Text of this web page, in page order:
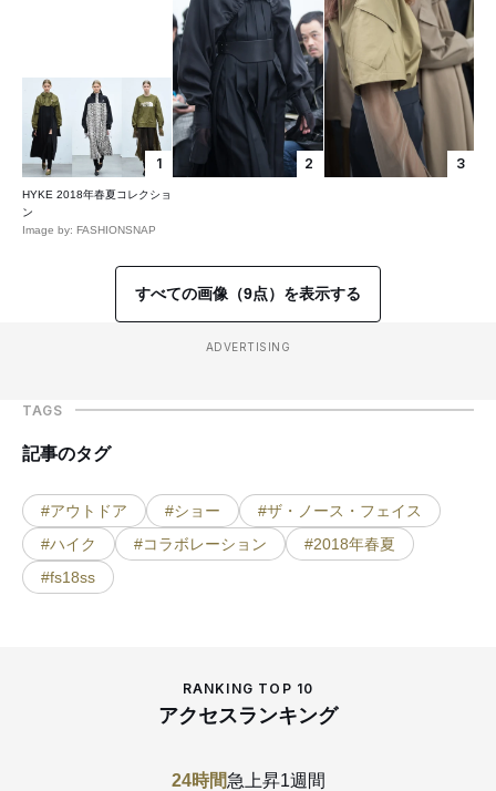
1
HYKE 2018年春夏コレクショ
ン
Image by: FASHIONSNAP
2 3
すべての画像（9点）を表示する
ADVERTISING
TAGS
記事のタグ
#アウトドア #ショー
#ザ・ノース・フェイス
#ハイク
#コラボレーション
#2018年春夏
#fs18ss
RANKING TOP 10
アクセスランキング
24時間急上昇1週間